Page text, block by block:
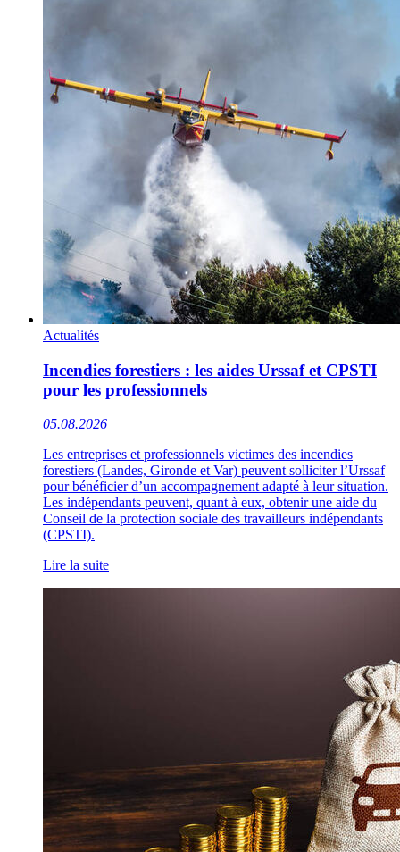
Actualités
Incendies forestiers : les aides Urssaf et CPSTI
pour les professionnels
05.08.2026
Les entreprises et professionnels victimes des incendies
forestiers (Landes, Gironde et Var) peuvent solliciter l’Urssaf
pour bénéficier d’un accompagnement adapté à leur situation.
Les indépendants peuvent, quant à eux, obtenir une aide du
Conseil de la protection sociale des travailleurs indépendants
(CPSTI).
Lire la suite